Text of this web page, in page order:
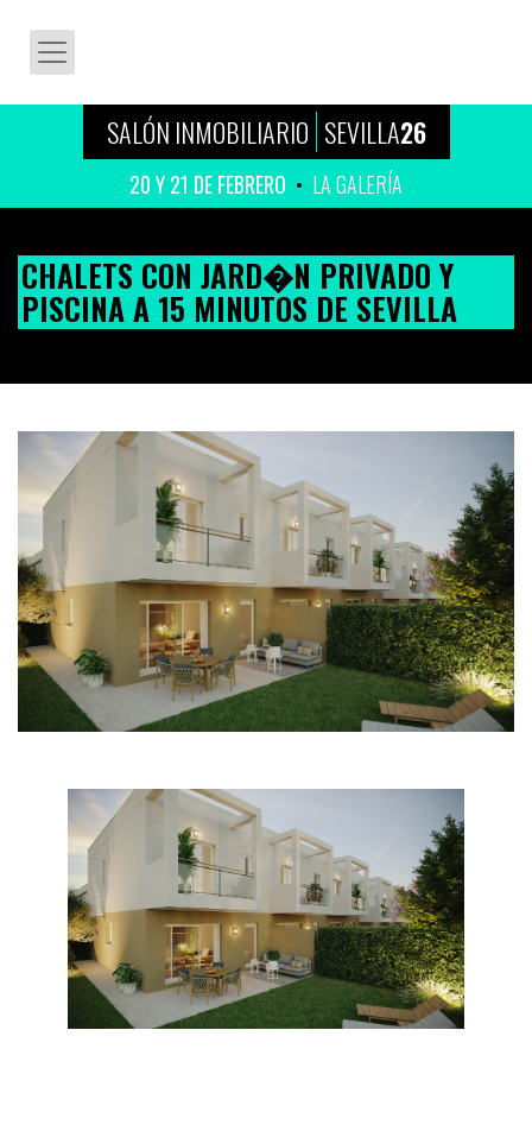
SALÓN INMOBILIARIO SEVILLA26
20 Y 21 DE FEBRERO LA GALERÍA
CHALETS CON JARD�N PRIVADO Y
PISCINA A 15 MINUTOS DE SEVILLA